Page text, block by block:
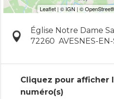
Église Notre Dame
72260 AVESNES-
Cliquez pour afficher
numéro(s)